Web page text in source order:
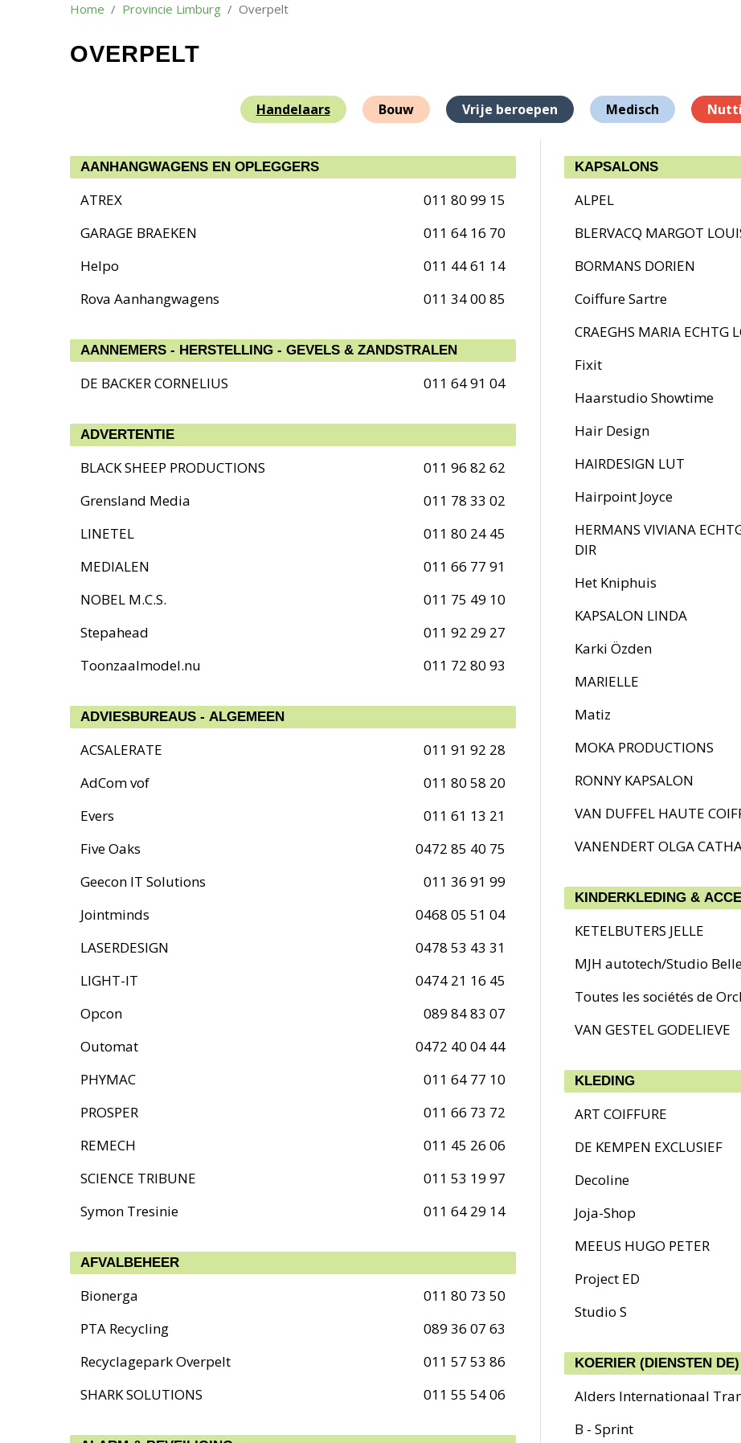
Home Provincie Limburg Overpelt
OVERPELT
Handelaars Bouw Vrije beroepen Medisch
AANHANGWAGENS EN OPLEGGERS
ATREX
011 80 99 15
GARAGE BRAEKEN
011 64 16 70
Helpo
011 44 61 14
Rova Aanhangwagens
011 34 00 85
AANNEMERS - HERSTELLING - GEVELS & ZANDSTRALEN
DE BACKER CORNELIUS 011 64 91 04
ADVERTENTIE
BLACK SHEEP PRODUCTIONS
011 96 82 62
Grensland Media
011 78 33 02
LINETEL
011 80 24 45
MEDIALEN
011 66 77 91
NOBEL M.C.S.
011 75 49 10
Stepahead
011 92 29 27
Toonzaalmodel.nu
011 72 80 93
ADVIESBUREAUS - ALGEMEEN
ACSALERATE
011 91 92 28
AdCom vof
011 80 58 20
Evers
011 61 13 21
Five Oaks
0472 85 40 75
Geecon IT Solutions
011 36 91 99
Jointminds
0468 05 51 04
LASERDESIGN
0478 53 43 31
LIGHT-IT
0474 21 16 45
Opcon
089 84 83 07
Outomat
0472 40 04 44
PHYMAC
011 64 77 10
PROSPER
011 66 73 72
REMECH
011 45 26 06
SCIENCE TRIBUNE
011 53 19 97
Symon Tresinie
011 64 29 14
AFVALBEHEER
Bionerga
011 80 73 50
PTA Recycling
089 36 07 63
Recyclagepark Overpelt
011 57 53 86
SHARK SOLUTIONS
011 55 54 06
KAPSALONS
ALPEL
BLERVACQ MARGOT
BORMANS DORIEN
Coiffure Sartre
CRAEGHS MARIA ECHTG
Fixit
Haarstudio Showtime
Hair Design
HAIRDESIGN LUT
Hairpoint Joyce
HERMANS VIVIANA
DIR
Het Kniphuis
KAPSALON LINDA
Karki Özden
MARIELLE
Matiz
MOKA PRODUCTIONS
RONNY KAPSALON
VAN DUFFEL HAUTE
VANENDERT OLGA
KINDERKLEDING &
KETELBUTERS JELLE
MJH autotech/Studio
Toutes les sociétés de
VAN GESTEL GODELIEVE
KLEDING
ART COIFFURE
DE KEMPEN EXCLUSIEF
Decoline
Joja-Shop
MEEUS HUGO PETER
Project ED
Studio S
KOERIER (DIENSTEN DE)
Alders Internationaal
B - Sprint